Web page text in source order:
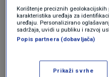
Korištenje preciznih
karakteristika uređaja za
uređaju. Personalizirano
sadržaja, uvidi u publiku i razvoj
Popis partnera (dobavljača)
Prikaži svrhe